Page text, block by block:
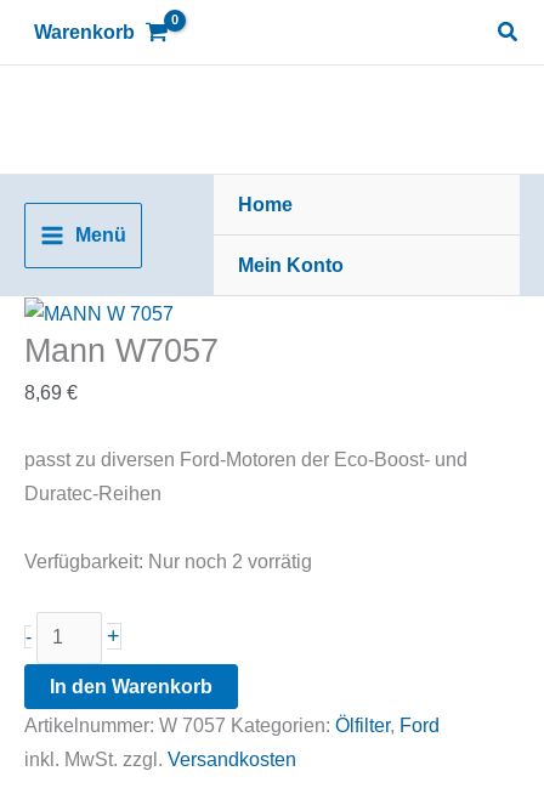
Warenkorb
Menü
Home
Mein Konto
Mann W7057
8,69 €
passt zu diversen Ford-Motoren der Eco-Boost- und
Duratec-Reihen
Verfügbarkeit: Nur noch 2 vorrätig
-
Mann
W7057
Menge
+
In den Warenkorb
Artikelnummer: W 7057 Kategorien: Ölfilter, Ford
inkl. MwSt. zzgl. Versandkosten